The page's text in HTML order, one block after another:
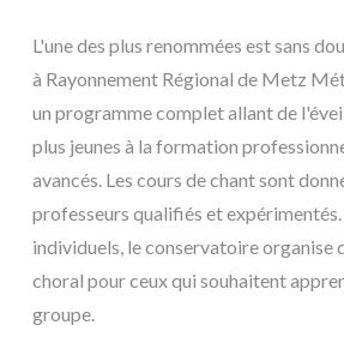
L'une des plus renommées est sans
à Rayonnement Régional de Metz
un programme complet allant de
plus jeunes à la formation
avancés. Les cours de chant sont
professeurs qualifiés et expérimentés.
individuels, le conservatoire organise
choral pour ceux qui souhaitent
groupe.